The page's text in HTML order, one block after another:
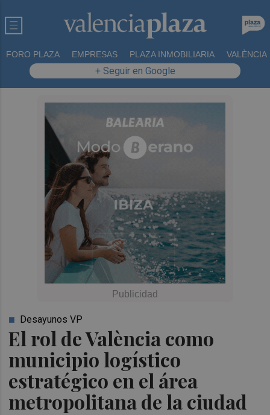
FORO PLAZA EMPRESAS PLAZA INMOBILIARIA VALÈNCIA
+ Seguir en Google
El rol de València como
municipio logístico
estratégico en el área
metropolitana de la ciudad
Desayunos VP